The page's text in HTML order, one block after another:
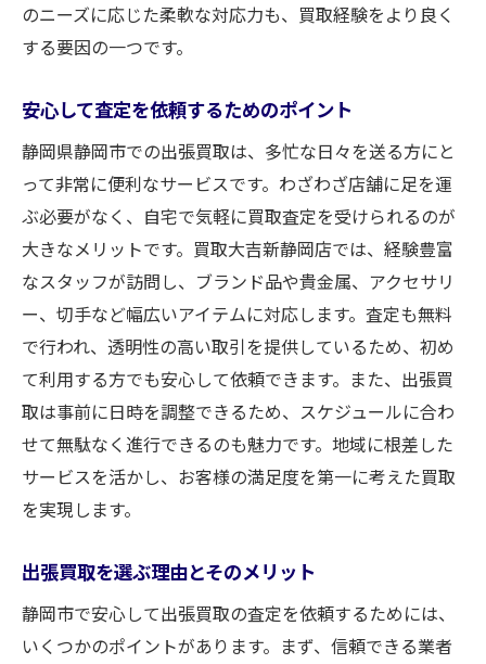
のニーズに応じた柔軟な対応力も、買取経験をより良く
する要因の一つです。
安心して査定を依頼するためのポイント
静岡県静岡市での出張買取は、多忙な日々を送る方にと
って非常に便利なサービスです。わざわざ店舗に足を運
ぶ必要がなく、自宅で気軽に買取査定を受けられるのが
大きなメリットです。買取大吉新静岡店では、経験豊富
なスタッフが訪問し、ブランド品や貴金属、アクセサリ
ー、切手など幅広いアイテムに対応します。査定も無料
で行われ、透明性の高い取引を提供しているため、初め
て利用する方でも安心して依頼できます。また、出張買
取は事前に日時を調整できるため、スケジュールに合わ
せて無駄なく進行できるのも魅力です。地域に根差した
サービスを活かし、お客様の満足度を第一に考えた買取
を実現します。
出張買取を選ぶ理由とそのメリット
静岡市で安心して出張買取の査定を依頼するためには、
いくつかのポイントがあります。まず、信頼できる業者